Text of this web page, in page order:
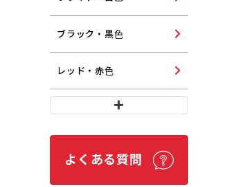
ブラック・黒色
レッド・赤色
よくある質問